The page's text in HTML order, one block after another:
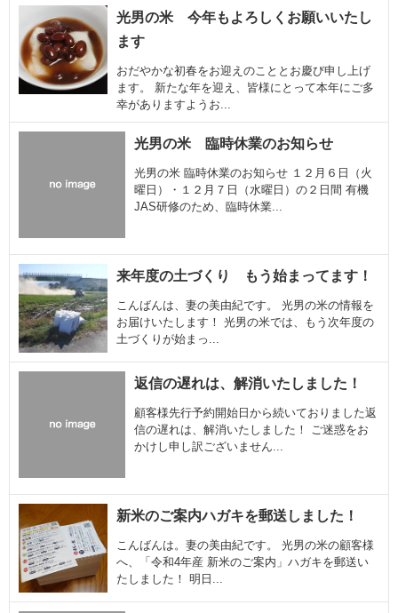
光男の米 今年もよろしくお願いいたし
ます
おだやかな初春をお迎えのこととお慶び申し上げ
ます。 新たな年を迎え、皆様にとって本年にご多
幸がありますようお...
光男の米 臨時休業のお知らせ
光男の米 臨時休業のお知らせ １２月６日（火
曜日）・１２月７日（水曜日）の２日間 有機
JAS研修のため、臨時休業...
来年度の土づくり もう始まってます！
こんばんは、妻の美由紀です。 光男の米の情報を
お届けいたします！ 光男の米では、もう次年度の
土づくりが始まっ...
返信の遅れは、解消いたしました！
顧客様先行予約開始日から続いておりました返
信の遅れは、解消いたしました！ ご迷惑をお
かけし申し訳ございません...
新米のご案内ハガキを郵送しました！
こんばんは。妻の美由紀です。 光男の米の顧客様
へ、「令和4年産 新米のご案内」ハガキを郵送い
たしました！ 明日...